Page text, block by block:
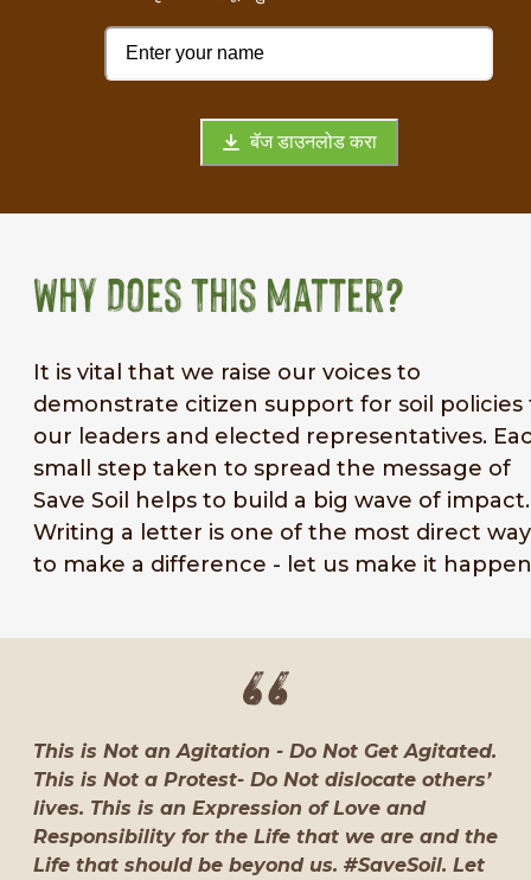
बॅज डाउनलोड करा
Why Does This Matter?
It is vital that we raise our voices to
demonstrate citizen support for soil policies
our leaders and elected representatives.
small step taken to spread the message of
Save Soil helps to build a big wave of impact.
Writing a letter is one of the most direct
to make a difference - let us make it
This is Not an Agitation - Do Not Get Agitated.
This is Not a Protest- Do Not dislocate others’
lives. This is an Expression of Love and
Responsibility for the Life that we are and the
Life that should be beyond us. #SaveSoil. Let